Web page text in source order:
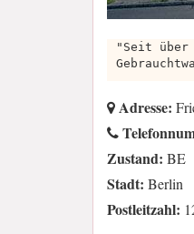
"Seit über
Adresse:
Zustand: BE
Stadt: Berlin
Postleitzahl: